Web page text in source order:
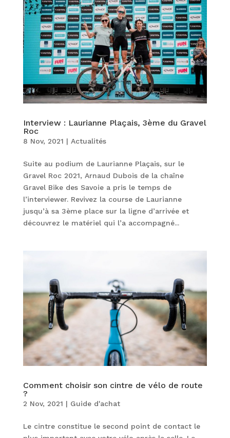
Interview : Laurianne Plaçais, 3ème du Gravel
Roc
8 Nov, 2021 | Actualités
Suite au podium de Laurianne Plaçais, sur le
Gravel Roc 2021, Arnaud Dubois de la chaîne
Gravel Bike des Savoie a pris le temps de
l’interviewer. Revivez la course de Laurianne
jusqu’à sa 3ème place sur la ligne d’arrivée et
découvrez le matériel qui l’a accompagné...
Comment choisir son cintre de vélo de route
?
2 Nov, 2021 | Guide d'achat
Le cintre constitue le second point de contact le